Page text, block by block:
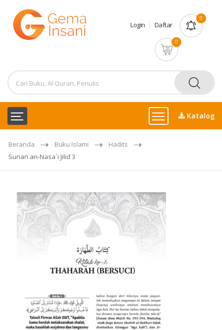
Login Daftar
0
0
Katalog
Beranda Buku Islami
Hadits
Sunan an-Nasa`i Jilid 3